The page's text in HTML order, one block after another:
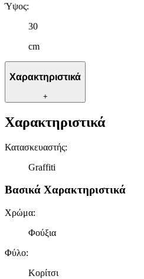
Ύψος:
30
cm
Χαρακτηριστικά
+
Χαρακτηριστικά
Κατασκευαστής:
Graffiti
Βασικά Χαρακτηριστικά
Χρώμα:
Φούξια
Φύλο:
Κορίτσι